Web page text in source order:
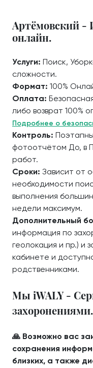
Артёмовский -
онлайн.
Услуги: Поиск,
сложности.
Формат: 100%
Оплата:
либо возврат 100%
Подробнее о
Контроль:
фотоотчётом До, в
работ.
Сроки: Зависит от
необходимости
выполнения
недели максимум.
Дополнительный
информация по
геолокация и пр.) и
кабинете и
родственниками.
Мы iWALY -
захоронениями.
🙏 Возможно вас
сохранения
близких, а также